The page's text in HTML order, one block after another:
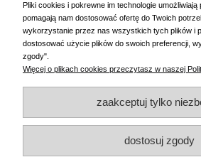
Etykiety foliowe 100x60 mm
54,00 zł
Pliki cookies i pokrewne im technologie umożliwiają
pomagają nam dostosować ofertę do Twoich
wykorzystanie przez nas wszystkich tych plików i
dostosować użycie plików do swoich preferencji,
zgody".
Więcej o plikach cookies przeczytasz w naszej
zaakceptuj tylko
dostosuj zgody